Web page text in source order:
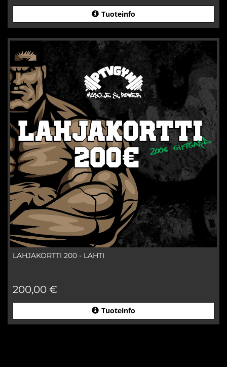
Tuoteinfo
LAHJAKORTTI 200 - LAHTI
200,00 €
Tuoteinfo